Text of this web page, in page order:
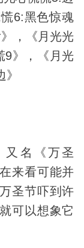
6:黑色惊魂
，《月光光
9》，《月光
又名《万圣
来看可能并
圣节吓到许
可以想象它